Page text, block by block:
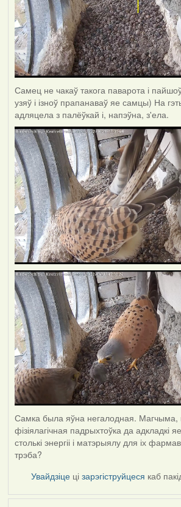
Самец не чакаў такога паварота і
узяў і ізноў прапанаваў яе самцы) На
адляцела з палёўкай і, напэўна, з'ела.
Самка была яўна негалодная. Магчыма,
фізіялагічная падрыхтоўка да адкладкі
столькі энергіі і матэрыялу для іх
трэба?
Увайдзіце цізарэгіструйцеся каб